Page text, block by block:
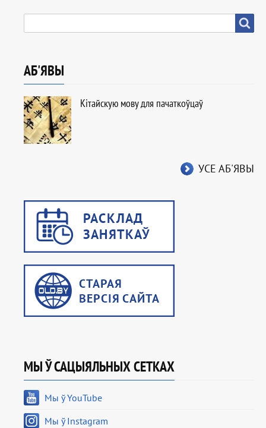
АБ'ЯВЫ
Кітайскую мову для пачаткоўцаў
УСЕ АБ'ЯВЫ
МЫ Ў САЦЫЯЛЬНЫХ СЕТКАХ
Мы ў YouTube
Мы ў Instagram